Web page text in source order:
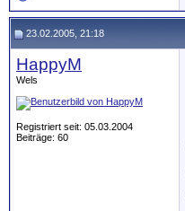
23.02.2005, 21:18
HappyM
Wels
Registriert seit: 05.03.2004
Beiträge: 60